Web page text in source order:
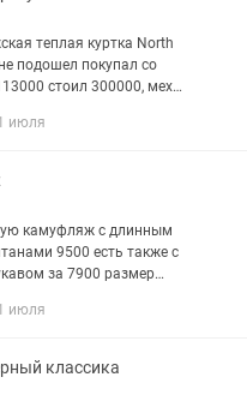
теплая куртка North
подошел покупал со
стоил 300000, мех
цену, размер 50 больше
июля
камуфляж с длинным
9500 есть также с
за 7900 размер
июля
классика